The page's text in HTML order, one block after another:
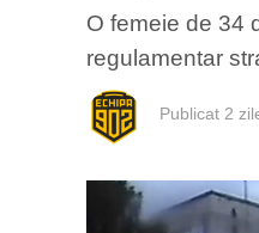
O femeie de 34
regulamentar
Publicat 2